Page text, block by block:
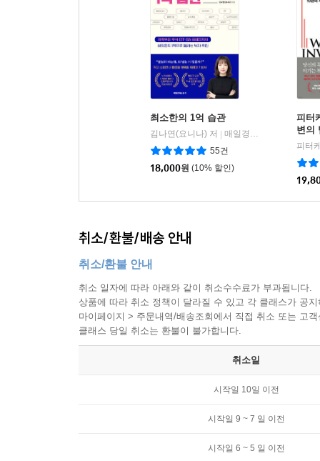
최소한의 1억 습관
김나연(요니나) 저
매일경제신문사
55건
18,000원 (10% 할인)
피터
변의
피터
취소/환불/배송 안내
취소/환불 안내
취소 일자에 따라 아래와 같이 취소수수료가 부과됩니다.
상품에 따라 취소 정책이 달라질 수 있고 각 클래스가 공
마이페이지 > 주문내역/배송조회에서 직접 취소 또는 고
클래스 당일 취소는 환불이 불가합니다.
취소일
시작일 10일 이전
시작일 9 ~ 7 일 이전
시작일 6 ~ 5 일 이전